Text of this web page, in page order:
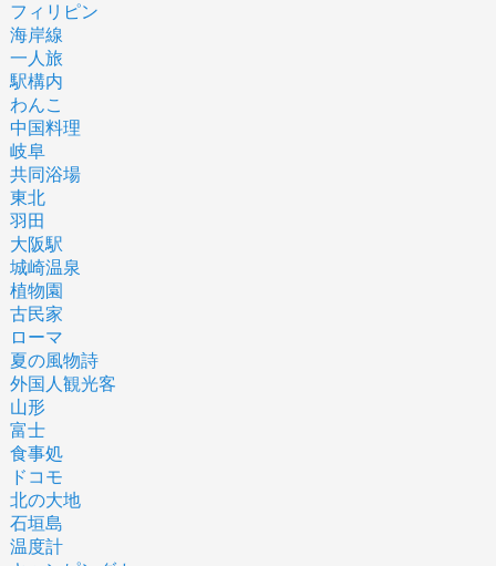
フィリピン
海岸線
一人旅
駅構内
わんこ
中国料理
岐阜
共同浴場
東北
羽田
大阪駅
城崎温泉
植物園
古民家
ローマ
夏の風物詩
外国人観光客
山形
富士
食事処
ドコモ
北の大地
石垣島
温度計